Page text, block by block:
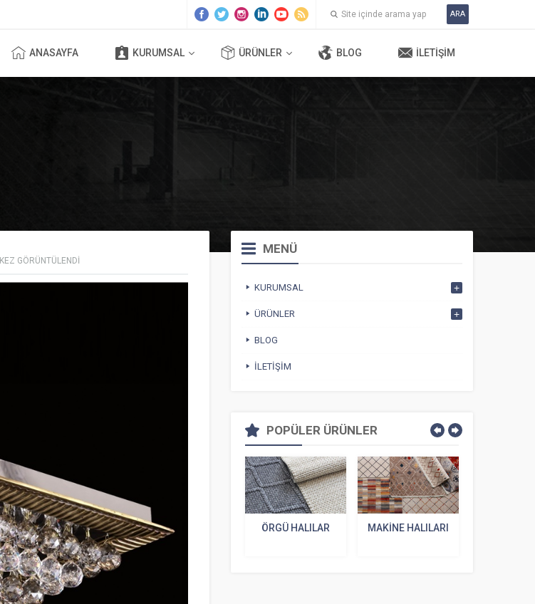
ARA
ANASAYFA KURUMSAL ÜRÜNLER BLOG İLETIŞIM
KEZ GÖRÜNTÜLENDI
MENÜ
KURUMSAL
ÜRÜNLER
BLOG
İLETIŞIM
POPÜLER ÜRÜNLER
ÖRGÜ HALILAR MAKINE HALILARI